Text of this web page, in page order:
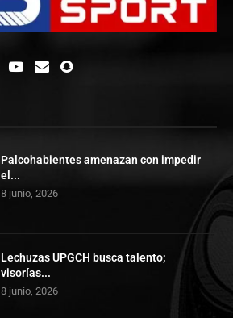
Palcohabientes amenazan con impedir
el...
8 junio, 2026
Lechuzas UPGCH busca talento;
visorías...
8 junio, 2026